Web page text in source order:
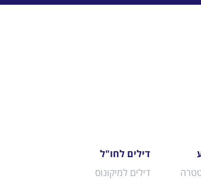
דילים לחו"ל
דילים למיקונוס